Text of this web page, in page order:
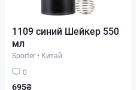
1109 синий Шейкер 550
мл
Sporter • Китай
0
695₴